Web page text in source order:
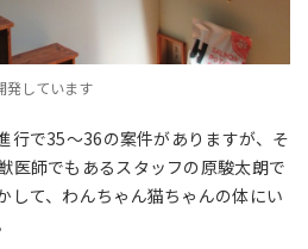
発しています
行で35～36の案件がありますが、そ
医師でもあるスタッフの原駿太朗で
して、わんちゃん猫ちゃんの体にい